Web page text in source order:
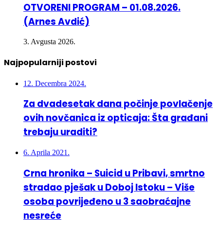
OTVORENI PROGRAM – 01.08.2026.
(Arnes Avdić)
3. Avgusta 2026.
Najpopularniji postovi
12. Decembra 2024.
Za dvadesetak dana počinje povlačenje
ovih novčanica iz opticaja: Šta građani
trebaju uraditi?
6. Aprila 2021.
Crna hronika – Suicid u Pribavi, smrtno
stradao pješak u Doboj Istoku – Više
osoba povrijeđeno u 3 saobraćajne
nesreće